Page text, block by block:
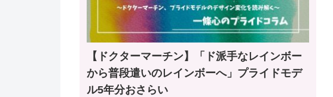
【ドクターマーチン】「ド派手なレインボー
から普段遣いのレインボーへ」プライドモデ
ル5年分おさらい